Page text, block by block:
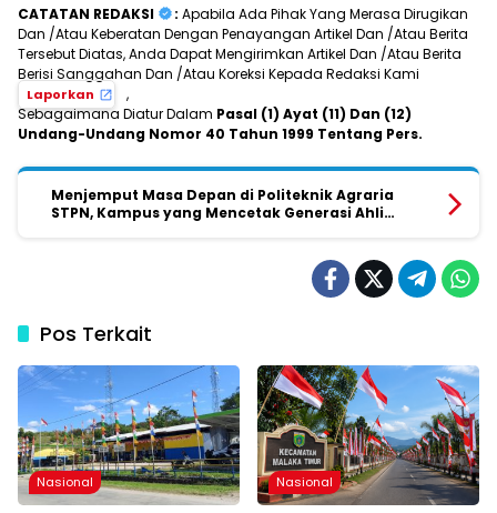
CATATAN REDAKSI : Apabila Ada Pihak Yang Merasa Dirugikan
Dan /Atau Keberatan Dengan Penayangan Artikel Dan /Atau Berita
Tersebut Diatas, Anda Dapat Mengirimkan Artikel Dan /Atau Berita
Berisi Sanggahan Dan /Atau Koreksi Kepada Redaksi Kami
Laporkan
,
Sebagaimana Diatur Dalam Pasal (1) Ayat (11) Dan (12)
Undang-Undang Nomor 40 Tahun 1999 Tentang Pers.
Menjemput Masa Depan di Politeknik Agraria
STPN, Kampus yang Mencetak Generasi Ahli
Pos Terkait
Nasional Nasional